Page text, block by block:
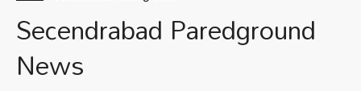
Secendrabad Paredground
News